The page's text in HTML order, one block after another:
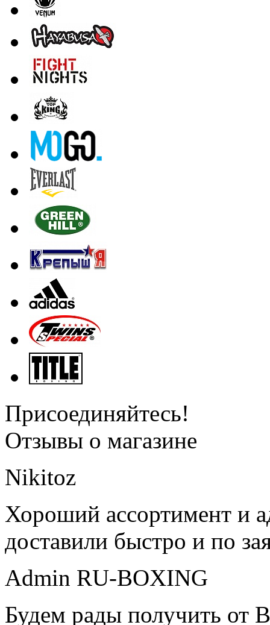
Присоединяйтесь!
Отзывы о магазине
Nikitoz
Хороший ассортимент и
доставили быстро и по
Admin RU-BOXING
Будем рады получить от